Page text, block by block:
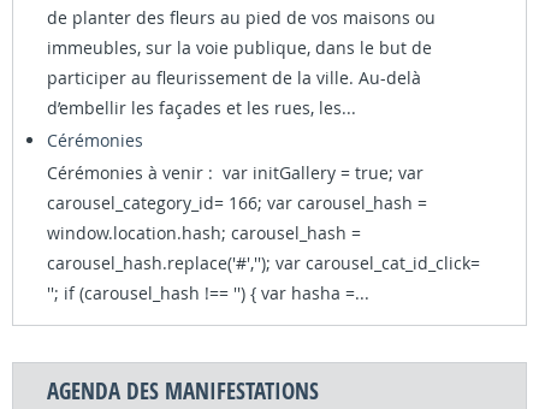
de planter des fleurs au pied de vos maisons ou
immeubles, sur la voie publique, dans le but de
participer au fleurissement de la ville. Au-delà
d’embellir les façades et les rues, les...
Cérémonies
Cérémonies à venir : var initGallery = true; var
carousel_category_id= 166; var carousel_hash =
window.location.hash; carousel_hash =
carousel_hash.replace('#',''); var carousel_cat_id_click=
''; if (carousel_hash !== '') { var hasha =...
AGENDA DES MANIFESTATIONS